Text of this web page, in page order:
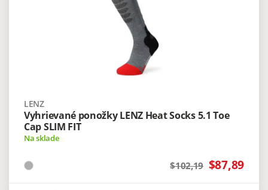
LENZ
Vyhrievané ponožky LENZ Heat Socks 5.1 Toe
Cap SLIM FIT
Na sklade
$102,19 $87,89